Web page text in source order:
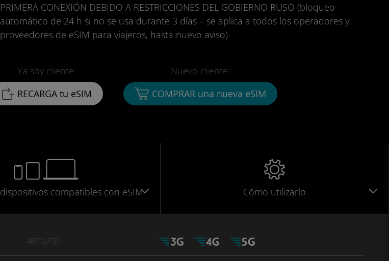
PRIMERA CONEXIÓN DEBIDO A RESTRICCIONES DEL GOBIERNO RUSO (bloqueo
automático de 24 h si no se usa durante 3 días – se aplica a todos los operadores y
proveedores de eSIM para viajeros, hasta nuevo aviso)
Ya soy cliente:
RECARGA tu eSIM
Nuevo cliente:
COMPRAR una nueva eSIM
dispositivos compatibles con eSIM Cómo utilizarlo
RED(ES)